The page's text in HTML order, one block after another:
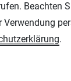
Siebdruck und
- Tierbedarf
Beachten
.